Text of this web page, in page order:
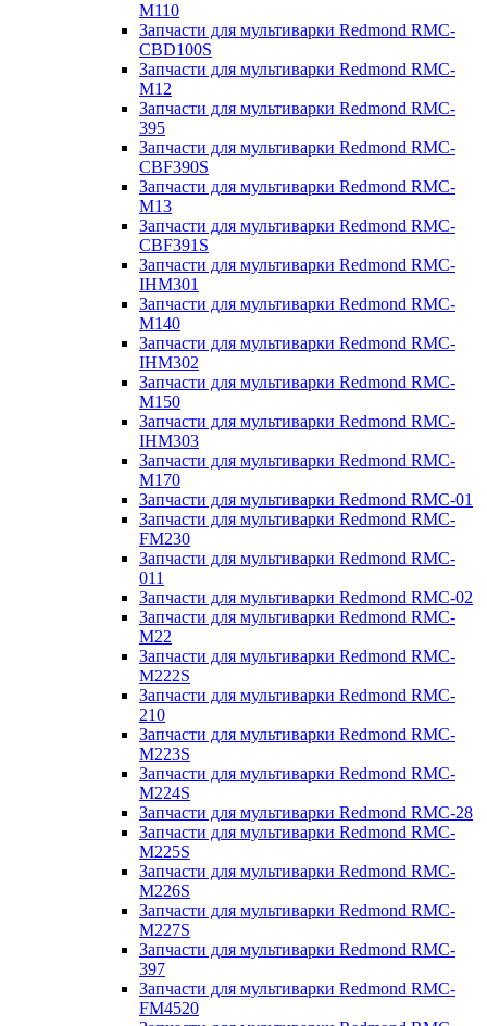
M110
Запчасти для мультиварки Redmond RMC-
CBD100S
Запчасти для мультиварки Redmond RMC-
M12
Запчасти для мультиварки Redmond RMC-
395
Запчасти для мультиварки Redmond RMC-
CBF390S
Запчасти для мультиварки Redmond RMC-
M13
Запчасти для мультиварки Redmond RMC-
CBF391S
Запчасти для мультиварки Redmond RMC-
IHM301
Запчасти для мультиварки Redmond RMC-
M140
Запчасти для мультиварки Redmond RMC-
IHM302
Запчасти для мультиварки Redmond RMC-
M150
Запчасти для мультиварки Redmond RMC-
IHM303
Запчасти для мультиварки Redmond RMC-
M170
Запчасти для мультиварки Redmond RMC-01
Запчасти для мультиварки Redmond RMC-
FM230
Запчасти для мультиварки Redmond RMC-
011
Запчасти для мультиварки Redmond RMC-02
Запчасти для мультиварки Redmond RMC-
M22
Запчасти для мультиварки Redmond RMC-
M222S
Запчасти для мультиварки Redmond RMC-
210
Запчасти для мультиварки Redmond RMC-
M223S
Запчасти для мультиварки Redmond RMC-
M224S
Запчасти для мультиварки Redmond RMC-28
Запчасти для мультиварки Redmond RMC-
M225S
Запчасти для мультиварки Redmond RMC-
M226S
Запчасти для мультиварки Redmond RMC-
M227S
Запчасти для мультиварки Redmond RMC-
397
Запчасти для мультиварки Redmond RMC-
FM4520